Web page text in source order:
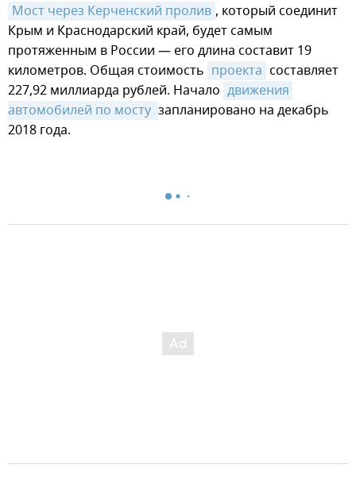
Мост через Керченский пролив , который соединит
Крым и Краснодарский край, будет самым
протяженным в России — его длина составит 19
километров. Общая стоимость проекта составляет
227,92 миллиарда рублей. Начало движения
автомобилей по мосту запланировано на декабрь
2018 года.